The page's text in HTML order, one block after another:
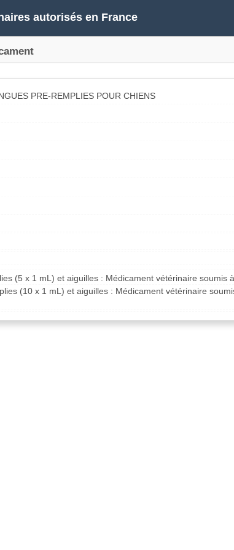
autorisés en France
PRE-REMPLIES POUR CHIENS
(5 x 1 mL) et aiguilles : Médicament vétérinaire soumis
(10 x 1 mL) et aiguilles : Médicament vétérinaire